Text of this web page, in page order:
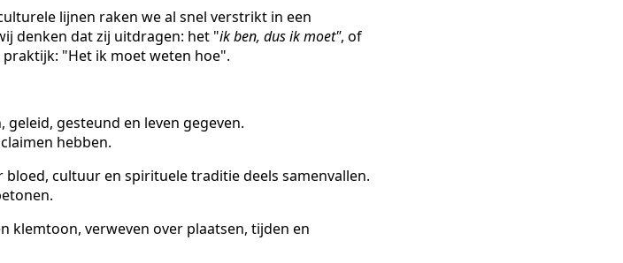
lijnen raken we al snel verstrikt in een
denken dat zij uitdragen: het "ik ben, dus ik moet", of
"Het ik moet weten hoe".
gesteund en leven gegeven.
hebben.
cultuur en spirituele traditie deels samenvallen.
klemtoon, verweven over plaatsen, tijden en